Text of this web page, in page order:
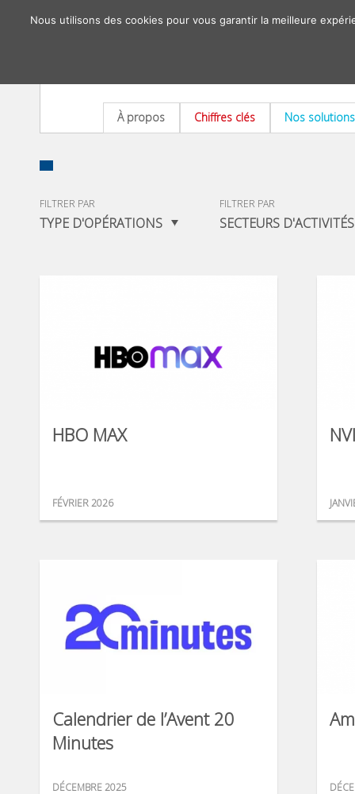
À propos Chiffres clés Nos solutions
FILTRER PAR
TYPE D'OPÉRATIONS
FILTRER PAR
SECTEURS D'ACTIVITÉS
HBO MAX
FÉVRIER 2026
Calendrier de l’Avent 20
Minutes
DÉCEMBRE 2025
Nous utilisons des cookies pour vous garantir la meilleure